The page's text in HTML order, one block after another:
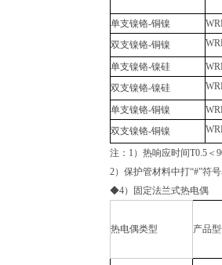
单支镍铬-铜镍
双支镍铬-铜镍
单支镍铬-镍硅
双支镍铬-镍硅
单支镍铬-铜镍
双支镍铬-铜镍
注：1）热响应时间T0.5＜
2）保护管材料中打“#”符
◆4）固定法兰式热电偶
热电偶类型 产品